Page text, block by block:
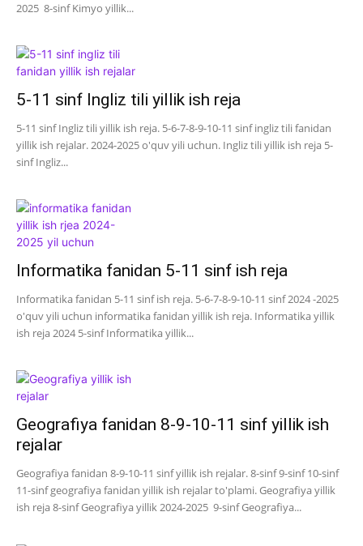
2025 8-sinf Kimyo yillik...
5-11 sinf Ingliz tili yillik ish reja
5-11 sinf Ingliz tili yillik ish reja. 5-6-7-8-9-10-11 sinf ingliz tili fanidan
yillik ish rejalar. 2024-2025 o'quv yili uchun. Ingliz tili yillik ish reja 5-
sinf Ingliz...
Informatika fanidan 5-11 sinf ish reja
Informatika fanidan 5-11 sinf ish reja. 5-6-7-8-9-10-11 sinf 2024 -2025
o'quv yili uchun informatika fanidan yillik ish reja. Informatika yillik
ish reja 2024 5-sinf Informatika yillik...
Geografiya fanidan 8-9-10-11 sinf yillik ish
rejalar
Geografiya fanidan 8-9-10-11 sinf yillik ish rejalar. 8-sinf 9-sinf 10-sinf
11-sinf geografiya fanidan yillik ish rejalar to'plami. Geografiya yillik
ish reja 8-sinf Geografiya yillik 2024-2025 9-sinf Geografiya...